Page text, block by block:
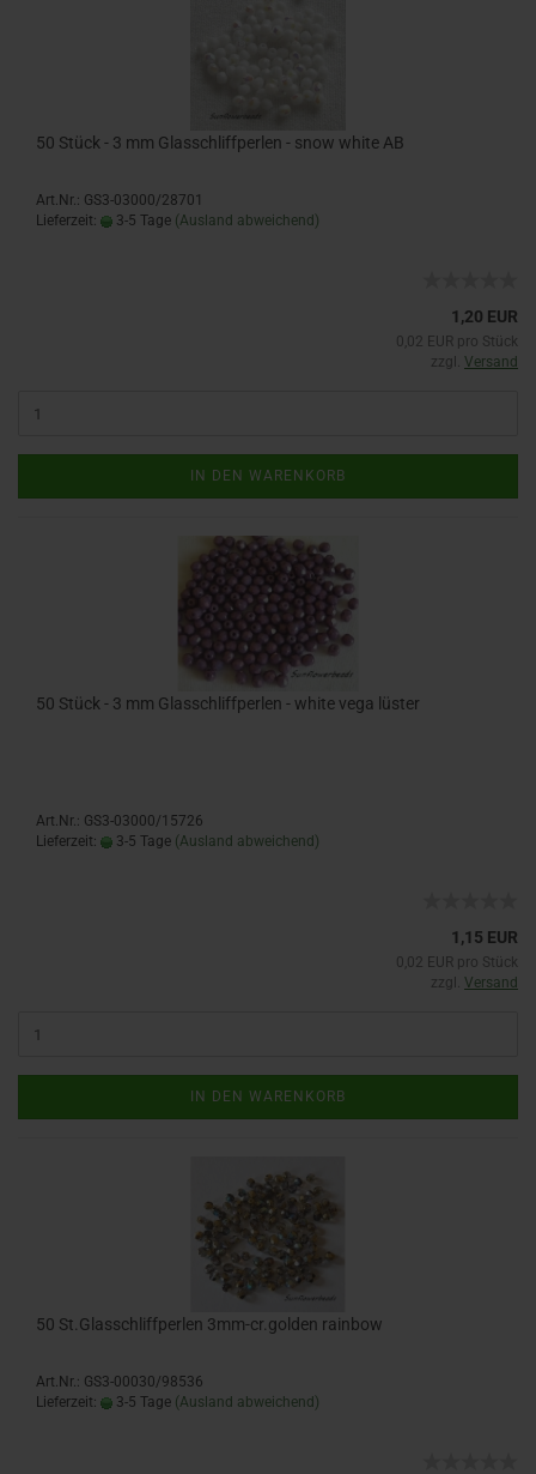
50 Stück - 3 mm Glasschliffperlen - snow white AB
Art.Nr.: GS3-03000/28701
Lieferzeit:
3-5 Tage (Ausland abweichend)
1,20 EUR
0,02 EUR pro Stück
zzgl. Versand
IN DEN WARENKORB
50 Stück - 3 mm Glasschliffperlen - white vega lüster
Art.Nr.: GS3-03000/15726
Lieferzeit:
3-5 Tage (Ausland abweichend)
1,15 EUR
0,02 EUR pro Stück
zzgl. Versand
IN DEN WARENKORB
50 St.Glasschliffperlen 3mm-cr.golden rainbow
Art.Nr.: GS3-00030/98536
Lieferzeit:
3-5 Tage (Ausland abweichend)